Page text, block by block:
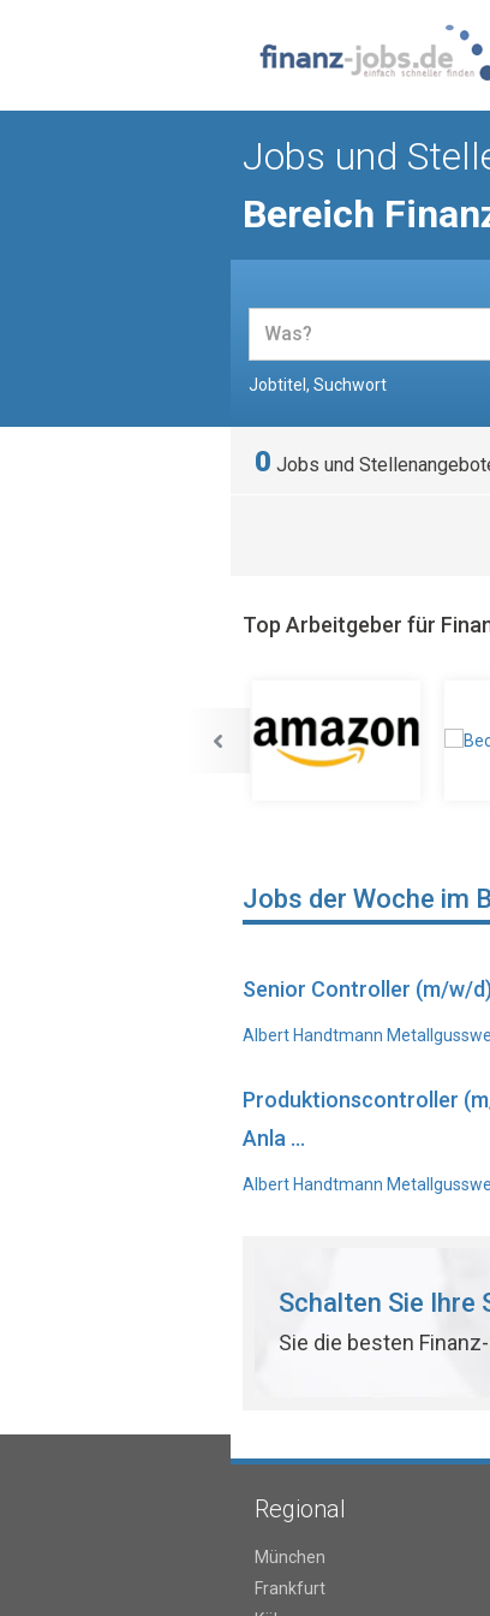
Jobs und
Bereich
Jobtitel, Suchwort
0 Jobs und
Top Arbeitgeber für
Jobs der Woche im
Senior Controller (m/w/
Albert Handtmann
Produktionscontroller
Anla ...
Albert Handtmann
Schalten Sie Ihre
Sie die besten
Regional
München
Frankfurt